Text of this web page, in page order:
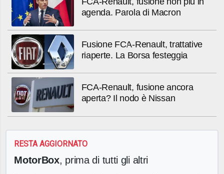
agenda. Parola di Macron
Fusione FCA-Renault, trattative
riaperte. La Borsa festeggia
FCA-Renault, fusione ancora
aperta? Il nodo è Nissan
RESTA AGGIORNATO
MotorBox, prima di tutti gli altri